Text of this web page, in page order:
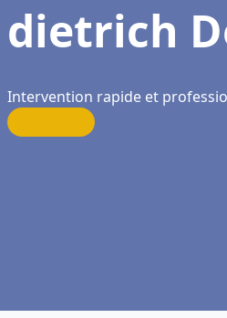
dietrich
Intervention rapide et